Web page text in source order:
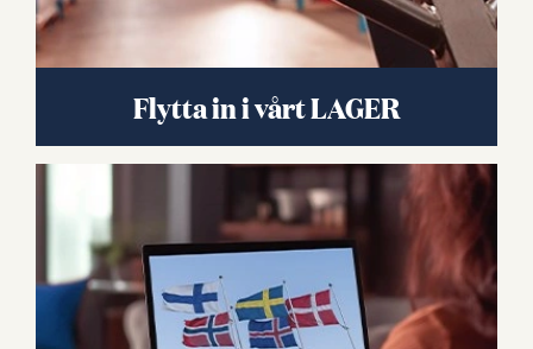
Flytta in i vårt LAGER